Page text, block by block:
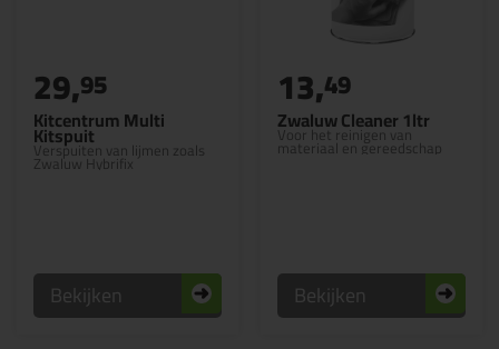
Kitcentrum Multi
Kitspuit
Verspuiten van lijmen zoals
Zwaluw Hybrifix
29,95
Bekijken
Zwaluw Cleaner 1ltr
Voor het reinigen van
materiaal en gereedschap
13,49
Bekijken